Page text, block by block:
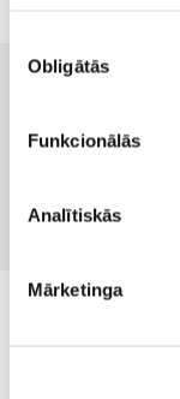
izvēle
Obligātās
Funkcionālās
Analītiskās
Mārketinga
70.00
Pieejamība:1 gab
Iekļaut
no